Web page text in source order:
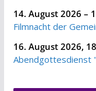
14. August 2026 –
Filmnacht der
16. August 2026,
Abendgottesdienst